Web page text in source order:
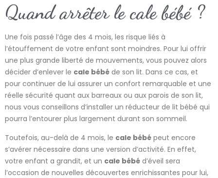
Quand arrêter le cale bébé ?
Une fois passé l’âge des 4 mois, les risque liés à
l’étouffement de votre enfant sont moindres. Pour lui offrir
une plus grande liberté de mouvements, vous pouvez alors
décider d’enlever le cale bébé de son lit. Dans ce cas, et
pour continuer de lui assurer un confort remarquable et une
réelle sécurité quant aux barreaux ou aux parois de son lit,
nous vous conseillons d’installer un réducteur de lit bébé qui
pourra l’entourer plus largement durant son sommeil.
Toutefois, au-delà de 4 mois, le cale bébé peut encore
s’avérer nécessaire dans une version d’activité. En effet,
votre enfant a grandit, et un cale bébé d’éveil sera
l’occasion de nouvelles découvertes enrichissantes pour lui,